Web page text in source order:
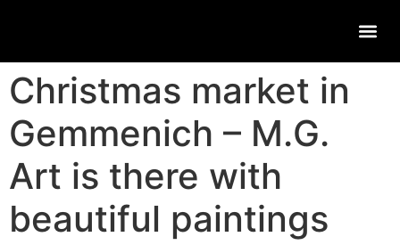
Christmas market in
Gemmenich – M.G.
Art is there with
beautiful paintings